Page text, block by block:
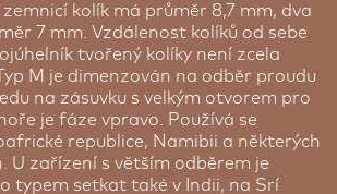
zemnicí kolík má průměr 8,7 mm, dva
7 mm. Vzdálenost kolíků od sebe
tvořený kolíky není zcela
M je dimenzován na odběr proudu
na zásuvku s velkým otvorem pro
je fáze vpravo. Používá se
republice, Namibii a některých
U zařízení s větším odběrem je
typem setkat také v Indii, na Srí